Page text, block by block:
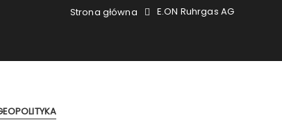
Strona główna E.ON Ruhrgas AG